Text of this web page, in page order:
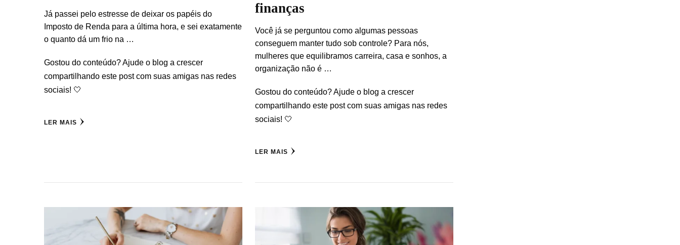
Já passei pelo estresse de deixar os papéis do
Imposto de Renda para a última hora, e sei exatamente
o quanto dá um frio na …
Gostou do conteúdo? Ajude o blog a crescer
compartilhando este post com suas amigas nas redes
sociais! 🤍
LER MAIS
finanças
Você já se perguntou como algumas pessoas
conseguem manter tudo sob controle? Para nós,
mulheres que equilibramos carreira, casa e sonhos, a
organização não é …
Gostou do conteúdo? Ajude o blog a crescer
compartilhando este post com suas amigas nas redes
sociais! 🤍
LER MAIS